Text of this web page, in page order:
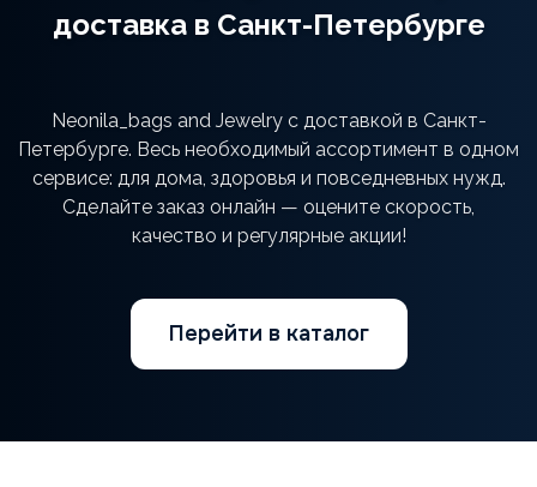
доставка в Санкт-Петербурге
Neonila_bags and Jewelry с доставкой в Санкт-
Петербурге. Весь необходимый ассортимент в одном
сервисе: для дома, здоровья и повседневных нужд.
Сделайте заказ онлайн — оцените скорость,
качество и регулярные акции!
Перейти в каталог